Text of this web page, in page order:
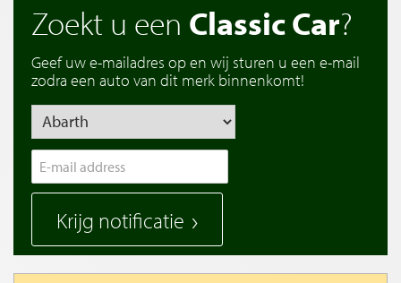
Zoekt u een Classic Car?
Geef uw e-mailadres op en wij sturen u een e-mail
zodra een auto van dit merk binnenkomt!
Krijg notificatie